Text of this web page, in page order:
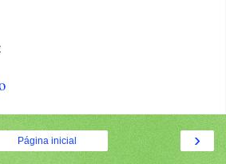
›
Página inicial